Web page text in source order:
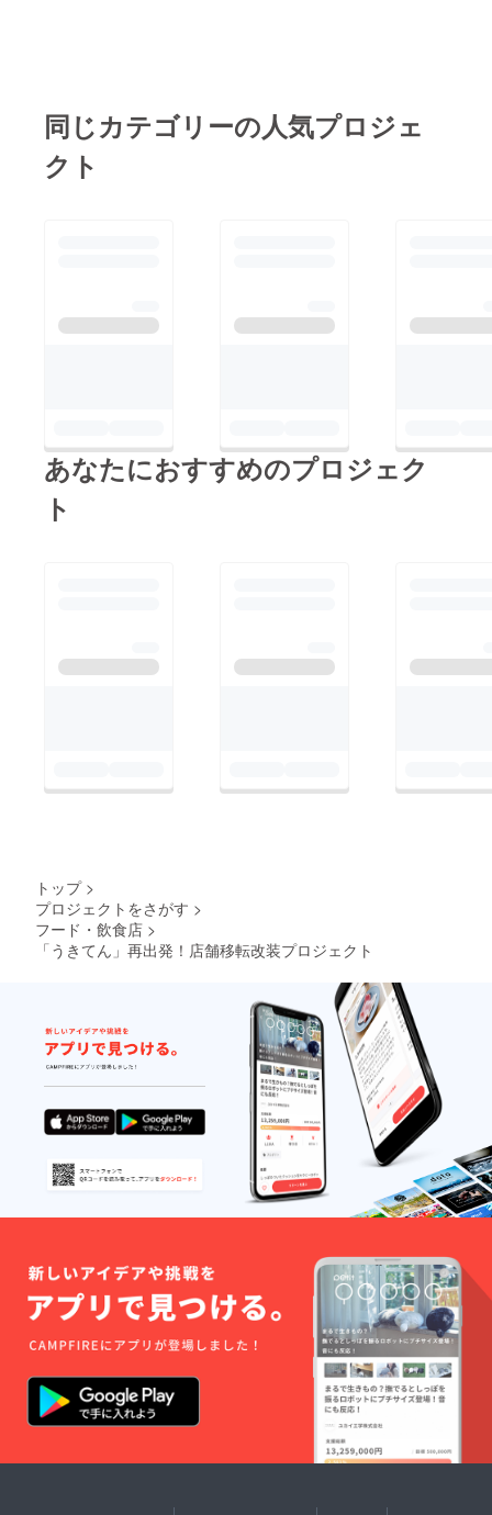
同じカテゴリーの人気プロジェ
クト
あなたにおすすめのプロジェク
ト
トップ >
プロジェクトをさがす >
フード・飲食店 >
「うきてん」再出発！店舗移転改装プロジェクト